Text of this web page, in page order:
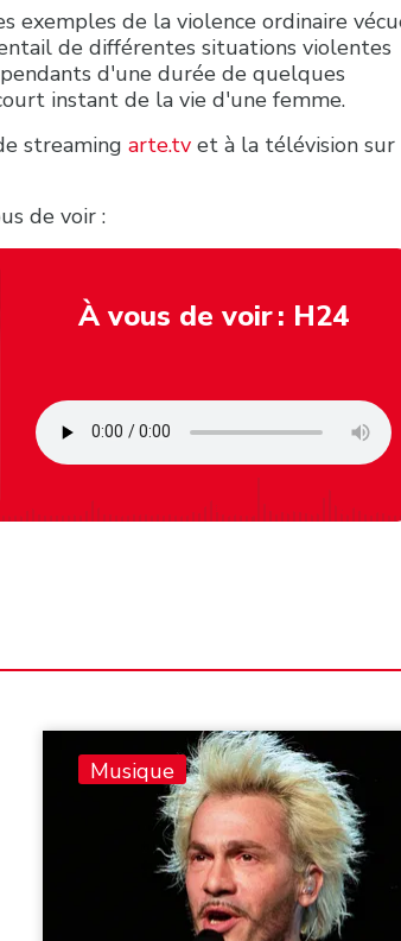
exemples de la violence ordinaire
de différentes situations violentes
d'une durée de quelques
instant de la vie d'une femme.
streaming arte.tv et à la télévision sur
de voir :
À vous de voir : H24
Musique